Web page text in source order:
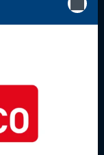
allen Fragen